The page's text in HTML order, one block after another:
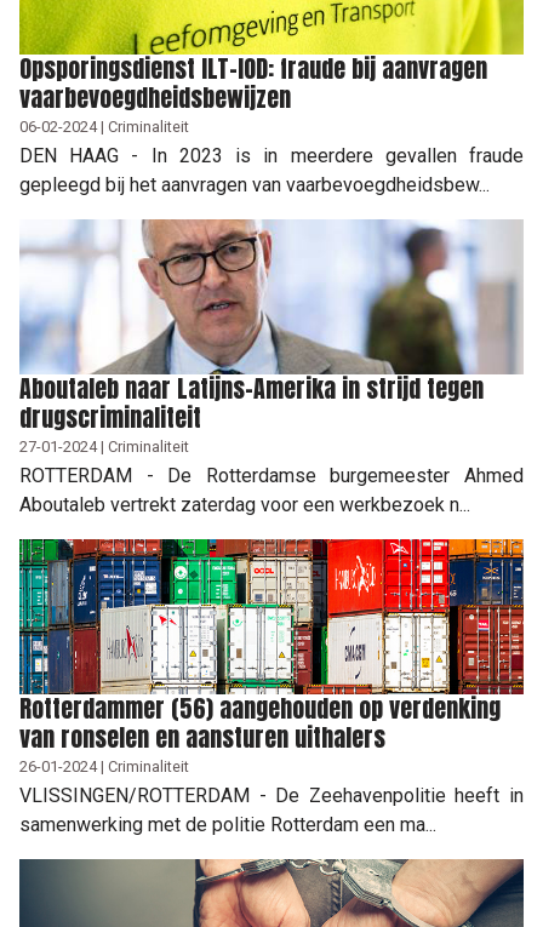
Opsporingsdienst ILT-IOD: fraude bij aanvragen
vaarbevoegdheidsbewijzen
06-02-2024 | Criminaliteit
DEN HAAG - In 2023 is in meerdere gevallen fraude
gepleegd bij het aanvragen van vaarbevoegdheidsbew...
Aboutaleb naar Latijns-Amerika in strijd tegen
drugscriminaliteit
27-01-2024 | Criminaliteit
ROTTERDAM - De Rotterdamse burgemeester Ahmed
Aboutaleb vertrekt zaterdag voor een werkbezoek n...
Rotterdammer (56) aangehouden op verdenking
van ronselen en aansturen uithalers
26-01-2024 | Criminaliteit
VLISSINGEN/ROTTERDAM - De Zeehavenpolitie heeft in
samenwerking met de politie Rotterdam een ma...